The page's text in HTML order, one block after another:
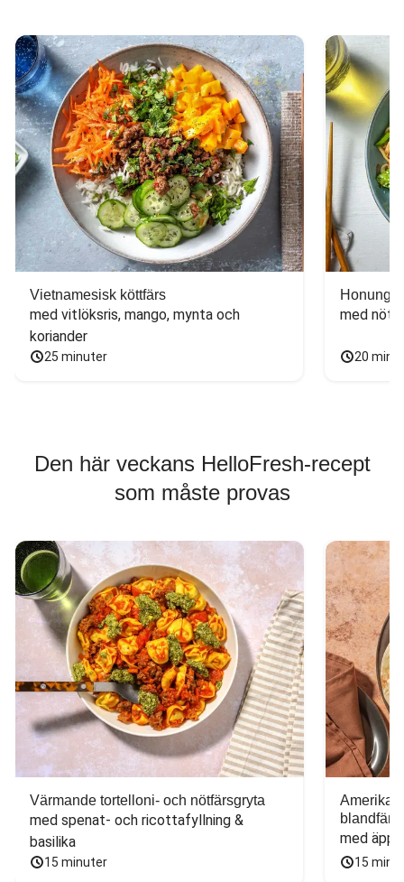
Vietnamesisk köttfärs
med vitlöksris, mango, mynta och
koriander
25 minuter
med
20
Den här veckans HelloFresh-recept
som måste provas
Värmande tortelloni- och nötfärsgryta
med spenat- och ricottafyllning &
basilika
15 minuter
blandfärs
med
15